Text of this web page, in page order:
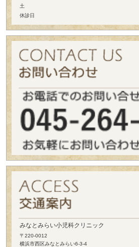
土
休診日
みなとみらい小児科クリニック
〒220-0012
横浜市西区みなとみらい6-3-4